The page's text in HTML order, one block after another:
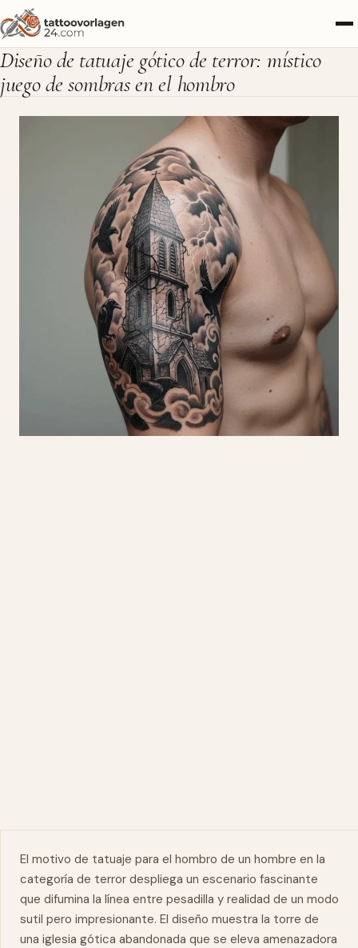
Diseño de tatuaje gótico de terror: místico
juego de sombras en el hombro
El motivo de tatuaje para el hombro de un hombre en la
categoría de terror despliega un escenario fascinante
que difumina la línea entre pesadilla y realidad de un modo
sutil pero impresionante. El diseño muestra la torre de
una iglesia gótica abandonada que se eleva amenazadora